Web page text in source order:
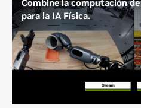
Combine la computación
para la IA Física.
Combine el Superchip
6000 para obtener el mejor
simulación con trazado de
su clase para desarrollar y